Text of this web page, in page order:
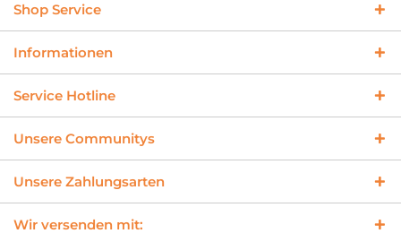
Shop Service
Informationen
Service Hotline
Unsere Communitys
Unsere Zahlungsarten
Wir versenden mit: